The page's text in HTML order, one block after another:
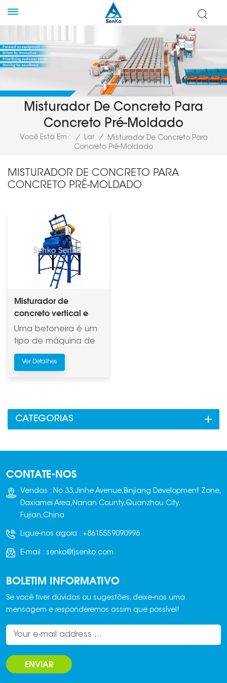
Misturador De Concreto Para
Concreto Pré-Moldado
Você Está Em : / Lar /
Misturador De Concreto Para
Concreto Pré-Moldado
MISTURADOR DE CONCRETO PARA
CONCRETO PRÉ-MOLDADO
Misturador de
concreto vertical e
planetário para
blocos de tijolo
Uma betoneira é um
tipo de máquina de
construção usada
para misturar
produzir concreto
vários tipos, incluindo
caminhões, as
portáteis e as
estacionárias. As
betoneiras montadas
normalmente usadas
em grandes projetos
portáteis são mais
comuns em projetos
de pequeno a médio
estacionárias são
normalmente usadas
para aplicações de
concreto pré-
Ver Detalhes
CATEGORIAS
CONTATE-NOS
Vendas : No.33,Jinhe Avenue,Binjiang Development Zone,
Daxiamei Area,Nanan County,Quanzhou City,
Fujian,China
Ligue-nos agora : +8615559090996
E-mail : senko@fjsenko.com
BOLETIM INFORMATIVO
Se você tiver dúvidas ou sugestões, deixe-nos uma
mensagem e responderemos assim que possível!
ENVIAR